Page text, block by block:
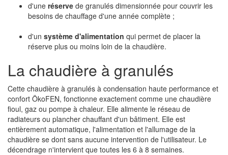
d'une réserve de granulés dimensionnée pour couvrir les
besoins de chauffage d'une année complète ;
d'un système d'alimentation qui permet de placer la
réserve plus ou moins loin de la chaudière.
La chaudière à granulés
Cette chaudière à granulés à condensation haute performance et
confort ÖkoFEN, fonctionne exactement comme une chaudière
fioul, gaz ou pompe à chaleur. Elle alimente le réseau de
radiateurs ou plancher chauffant d'un bâtiment. Elle est
entièrement automatique, l'alimentation et l'allumage de la
chaudière se dont sans aucune intervention de l'utilisateur. Le
décendrage n'intervient que toutes les 6 à 8 semaines.